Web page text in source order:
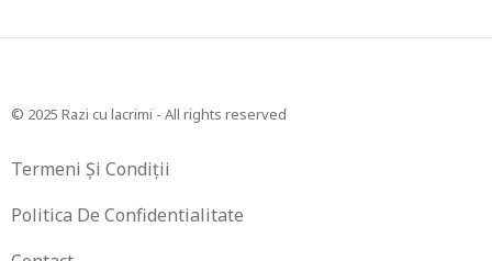
© 2025 Razi cu lacrimi - All rights reserved
Termeni Și Condiții
Politica De Confidentialitate